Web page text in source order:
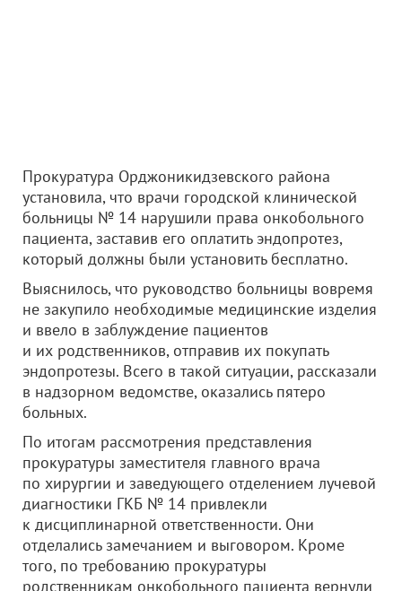
Прокуратура Орджоникидзевского района
установила, что врачи городской клинической
больницы № 14 нарушили права онкобольного
пациента, заставив его оплатить эндопротез,
который должны были установить бесплатно.
Выяснилось, что руководство больницы вовремя
не закупило необходимые медицинские изделия
и ввело в заблуждение пациентов
и их родственников, отправив их покупать
эндопротезы. Всего в такой ситуации, рассказали
в надзорном ведомстве, оказались пятеро
больных.
По итогам рассмотрения представления
прокуратуры заместителя главного врача
по хирургии и заведующего отделением лучевой
диагностики ГКБ № 14 привлекли
к дисциплинарной ответственности. Они
отделались замечанием и выговором. Кроме
того, по требованию прокуратуры
родственникам онкобольного пациента вернули